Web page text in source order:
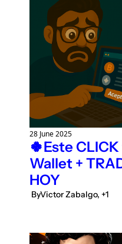
28 June 2025
🍀Este
Wallet +
HOY
ByVictor Zabalgo, +1